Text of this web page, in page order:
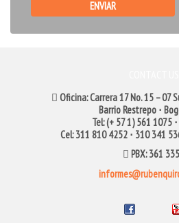
Oficina: Carrera 17 No. 15 – 07
Barrio Restrepo ⋅
Tel: (+ 57 1) 561 1075
Cel: 311 810 4252 ⋅ 310 341
PBX: 361